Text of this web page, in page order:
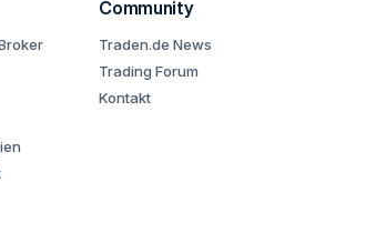
Community
Traden.de News
Trading Forum
Kontakt